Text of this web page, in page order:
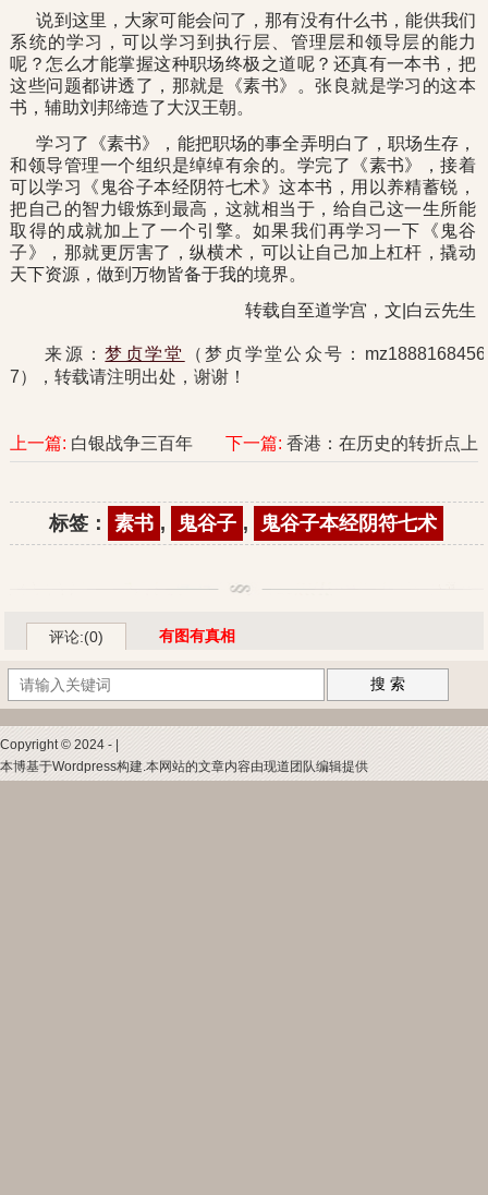
说到这里，大家可能会问了，那有没有什么书，能供我们
系统的学习，可以学习到执行层、管理层和领导层的能力
呢？怎么才能掌握这种职场终极之道呢？还真有一本书，把
这些问题都讲透了，那就是《素书》。张良就是学习的这本
书，辅助刘邦缔造了大汉王朝。
学习了《素书》，能把职场的事全弄明白了，职场生存，
和领导管理一个组织是绰绰有余的。学完了《素书》，接着
可以学习《鬼谷子本经阴符七术》这本书，用以养精蓄锐，
把自己的智力锻炼到最高，这就相当于，给自己这一生所能
取得的成就加上了一个引擎。如果我们再学习一下《鬼谷
子》，那就更厉害了，纵横术，可以让自己加上杠杆，撬动
天下资源，做到万物皆备于我的境界。
转载自至道学宫，文|白云先生
来源：梦贞学堂
（梦贞学堂公众号：mz1888168456
7），转载请注明出处，谢谢！
上一篇: 白银战争三百年 下一篇: 香港：在历史的转折点上
标签： 素书 , 鬼谷子 , 鬼谷子本经阴符七术
评论:(0) 有图有真相
搜 索
Copyright © 2024 - |
本博基于Wordpress构建.本网站的文章内容由现道团队编辑提供